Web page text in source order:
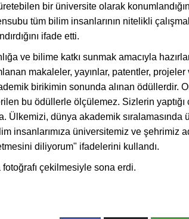
bir üniversite olarak
tüm bilim insanlarının nitelikli
ifade etti.
ve bilime katkı sunmak amacıyla
makaleler, yayınlar, patentler, projeler
birikimin sonunda alınan ödüllerdir.
bu ödüllerle ölçülemez. Sizlerin yaptığı
Ülkemizi, dünya akademik sıralamasında
insanlarımıza üniversitemiz ve şehrimiz
diliyorum" ifadelerini kullandı.
çekilmesiyle sona erdi.